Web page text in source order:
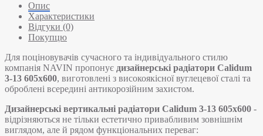
Опис
Характеристики
Відгуки (0)
Покупцю
Для поціновувачів сучасного та індивідуального стилю
компанія NAVIN пропонує дизайнерські радіатори Calidum
3-13 605х600, виготовлені з високоякісної вуглецевої сталі та
оброблені всередині антикорозійним захистом.
Дизайнерські вертикальні радіатори Calidum 3-13 605х600 -
відрізняються не тільки естетично привабливим зовнішнім
виглядом, але й рядом функціональних переваг: